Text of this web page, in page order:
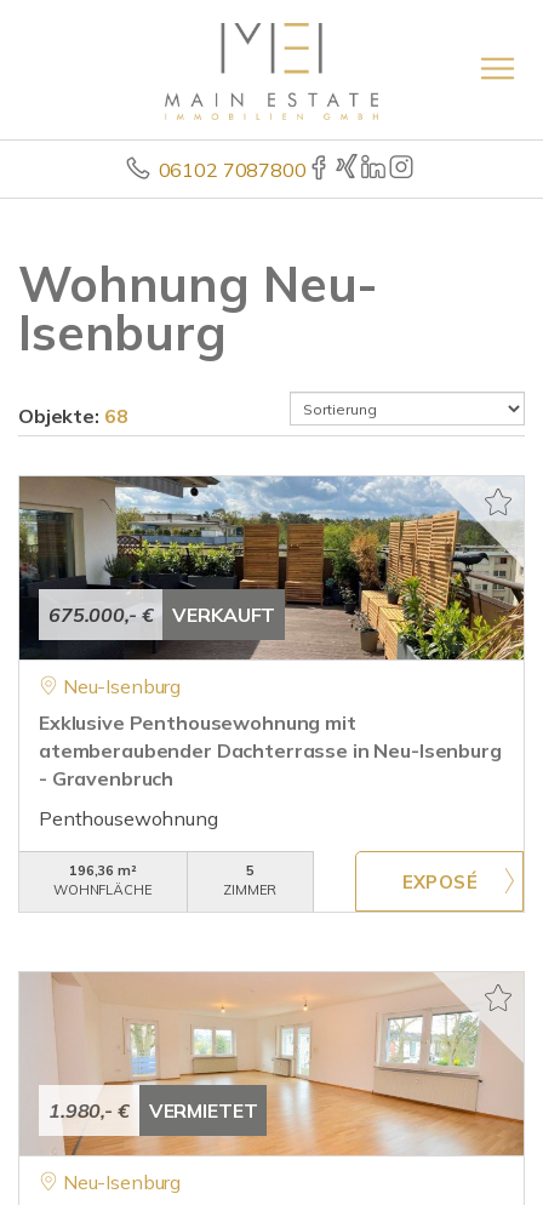
06102 7087800
Wohnung Neu-
Isenburg
Objekte: 68
675.000,- € VERKAUFT
Neu-Isenburg
Exklusive Penthousewohnung mit
atemberaubender Dachterrasse in Neu-Isenburg
- Gravenbruch
Penthousewohnung
196,36 m²
WOHNFLÄCHE
5
ZIMMER
1.980,- € VERMIETET
Neu-Isenburg